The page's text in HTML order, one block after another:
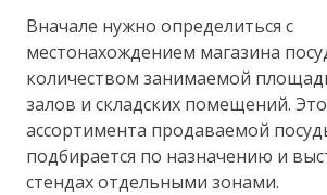
Вначале нужно определиться с
местонахождением магазина
количеством занимаемой
залов и складских помещений.
ассортимента продаваемой
подбирается по назначению и
стендах отдельными зонами.